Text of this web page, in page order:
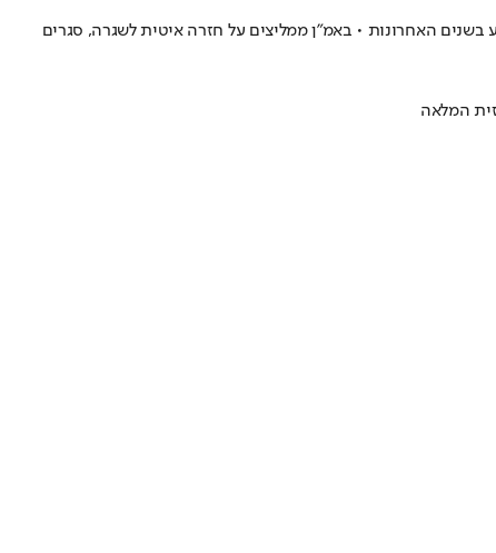
האחרונות • באמ"ן ממליצים על חזרה איטית לשגרה, סגרים
המלאה